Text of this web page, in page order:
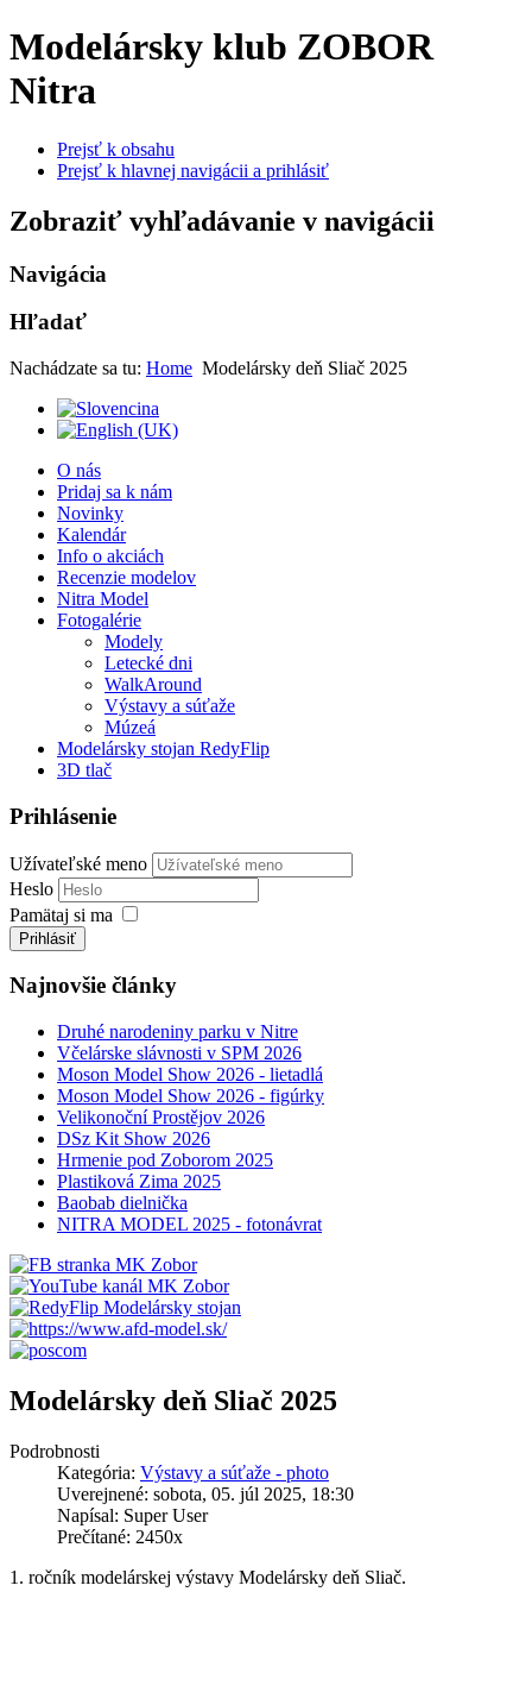
Modelársky klub ZOBOR
Nitra
Prejsť k obsahu
Prejsť k hlavnej navigácii a prihlásiť
Zobraziť vyhľadávanie v navigácii
Navigácia
Hľadať
Nachádzate sa tu: Home Modelársky deň Sliač 2025
O nás
Pridaj sa k nám
Novinky
Kalendár
Info o akciách
Recenzie modelov
Nitra Model
Fotogalérie
Modely
Letecké dni
WalkAround
Výstavy a súťaže
Múzeá
Modelársky stojan RedyFlip
3D tlač
Prihlásenie
Užívateľské meno
Heslo
Pamätaj si ma
Prihlásiť
Najnovšie články
Druhé narodeniny parku v Nitre
Včelárske slávnosti v SPM 2026
Moson Model Show 2026 - lietadlá
Moson Model Show 2026 - figúrky
Velikonoční Prostějov 2026
DSz Kit Show 2026
Hrmenie pod Zoborom 2025
Plastiková Zima 2025
Baobab dielnička
NITRA MODEL 2025 - fotonávrat
Modelársky deň Sliač 2025
Podrobnosti
Kategória: Výstavy a súťaže - photo
Uverejnené: sobota, 05. júl 2025, 18:30
Napísal: Super User
Prečítané: 2450x
1. ročník modelárskej výstavy Modelársky deň Sliač.